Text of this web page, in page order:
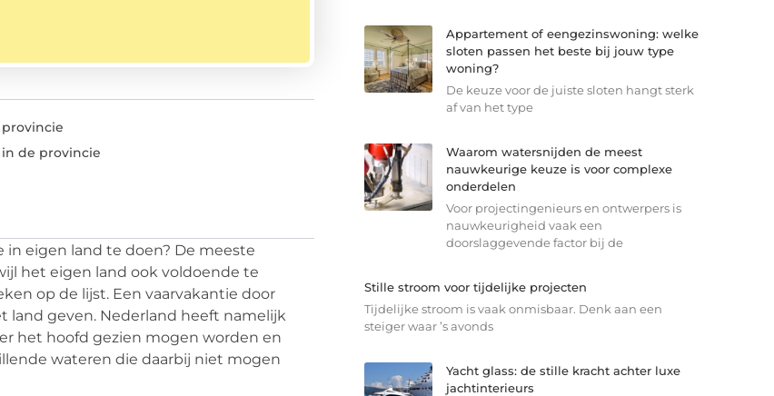
de provincie
in eigen land te doen? De meeste
het eigen land ook voldoende te
op de lijst. Een vaarvakantie door
land geven. Nederland heeft namelijk
het hoofd gezien mogen worden en
wateren die daarbij niet mogen
Appartement of eengezinswoning: welke
sloten passen het beste bij jouw type
woning?
De keuze voor de juiste sloten hangt sterk
af van het type
Waarom watersnijden de meest
nauwkeurige keuze is voor complexe
onderdelen
Voor projectingenieurs en ontwerpers is
nauwkeurigheid vaak een
doorslaggevende factor bij de
Stille stroom voor tijdelijke projecten
Tijdelijke stroom is vaak onmisbaar. Denk aan een
steiger waar ’s avonds
Yacht glass: de stille kracht achter luxe
jachtinterieurs